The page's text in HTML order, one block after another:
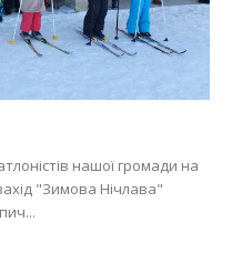
нашої громади на
"Зимова Нічлава"